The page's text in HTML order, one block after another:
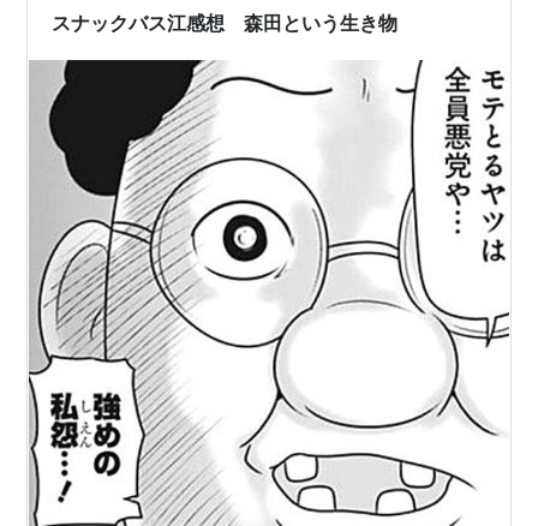
力 項目 内容 放送日 2024年11月30日 番組 日本テレビ
スナックバス江感想 森田という生き物